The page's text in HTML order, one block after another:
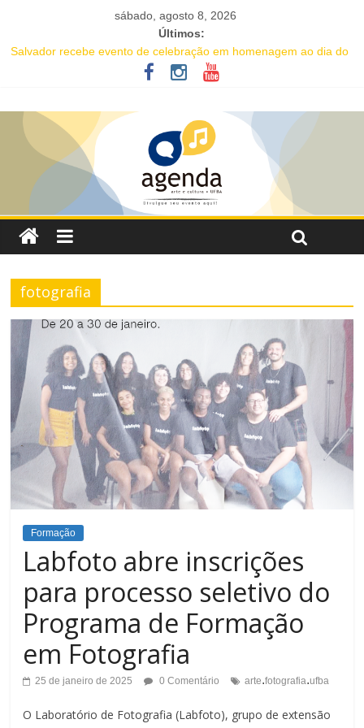
sábado, agosto 8, 2026
Últimos:
Salvador recebe evento de celebração em homenagem ao dia do
16ª Jornada de Dança da Bahia leva formação e espetáculo
gratuitos a quatro cidades brasileiras
IC Encontro de Artes traz Renata Carvalho com seu “Manifesto
Transpofágico” a Salvador
Música e solidariedade se unem em concerto do Coral Ecumênico
da Bahia na Flipelô
fotografia
Formação
Labfoto abre inscrições
para processo seletivo do
Programa de Formação
em Fotografia
25 de janeiro de 2025 0 Comentário arte.fotografia.ufba
O Laboratório de Fotografia (Labfoto), grupo de extensão